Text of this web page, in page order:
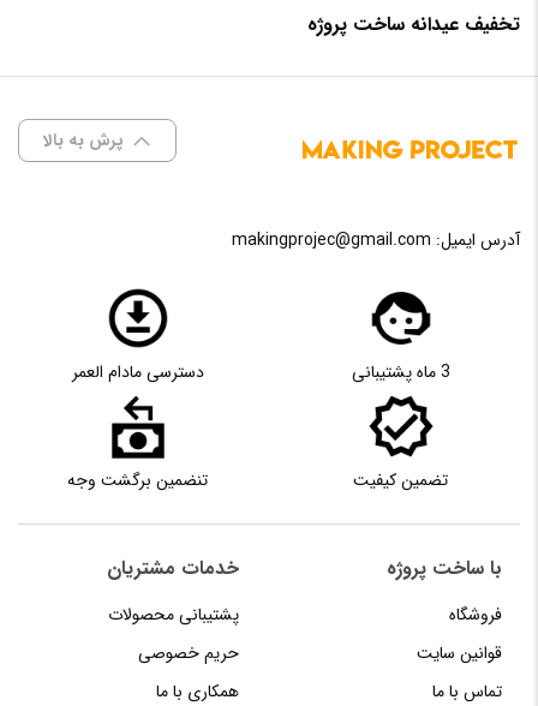
تخفیف عیدانه ساخت پروژه
پرش به بالا
آدرس ایمیل: makingprojec@gmail.com
3 ماه پشتیبانی دسترسی مادام العمر
تضمین کیفیت تنضمین برگشت وجه
با ساخت پروژه
فروشگاه
قوانین سایت
تماس با ما
خدمات مشتریان
پشتیبانی محصولات
حریم خصوصی
همکاری با ما